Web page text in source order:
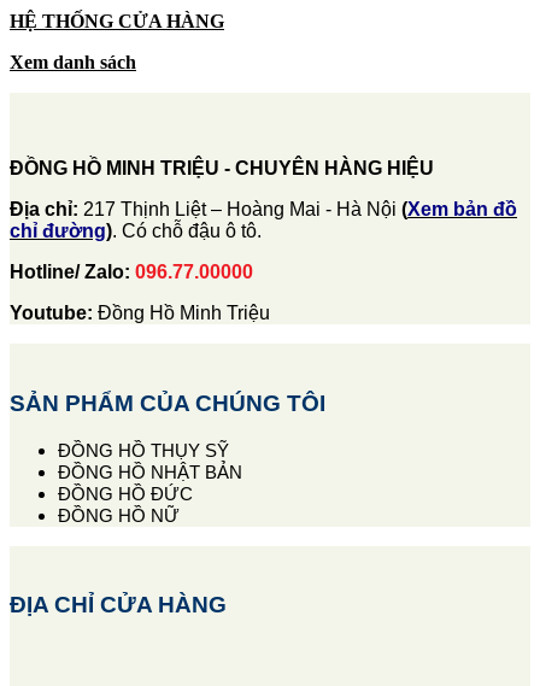
HỆ THỐNG CỬA HÀNG
Xem danh sách
ĐỒNG HỒ MINH TRIỆU - CHUYÊN HÀNG HIỆU
Địa chỉ: 217 Thịnh Liệt – Hoàng Mai - Hà Nội (Xem bản đồ
chỉ đường). Có chỗ đậu ô tô.
Hotline/ Zalo: 096.77.00000
Youtube: Đồng Hồ Minh Triệu
SẢN PHẨM CỦA CHÚNG TÔI
ĐỒNG HỒ THỤY SỸ
ĐỒNG HỒ NHẬT BẢN
ĐỒNG HỒ ĐỨC
ĐỒNG HỒ NỮ
ĐỊA CHỈ CỬA HÀNG